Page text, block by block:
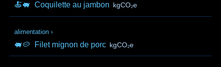
🍝🐖 Coquilette au jambon kgCO₂e
alimentation ›
🐖🥔 Filet mignon de porc kgCO₂e